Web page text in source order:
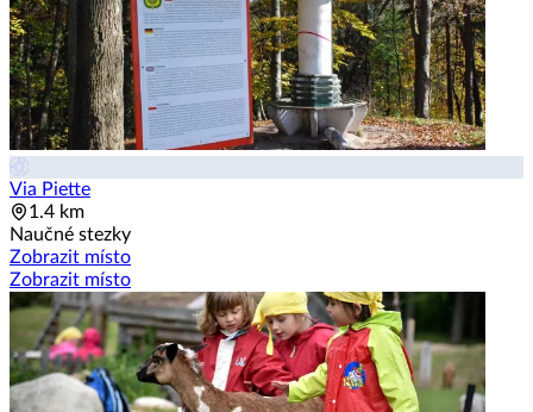
Via Piette
1.4 km
Naučné stezky
Zobrazit místo
Zobrazit místo